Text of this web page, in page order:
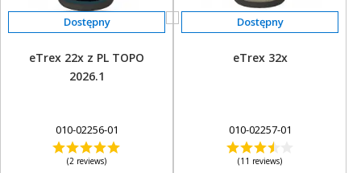
eTrex 22x z PL TOPO
2026.1
010-02256-01
(2 reviews)
eTrex 32x
010-02257-01
(11 reviews)